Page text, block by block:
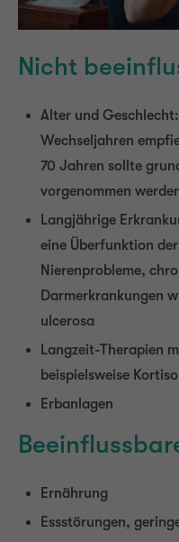
Nicht
Alter und
Wechseljahren
70 Jahren sollte
vorgenommen
Langjährige
eine Überfunktion
Nierenprobleme,
Darmerkrankungen
ulcerosa
Langzeit-Therapien
beispielsweise
Erbanlagen
Ernährung
Essstörungen,